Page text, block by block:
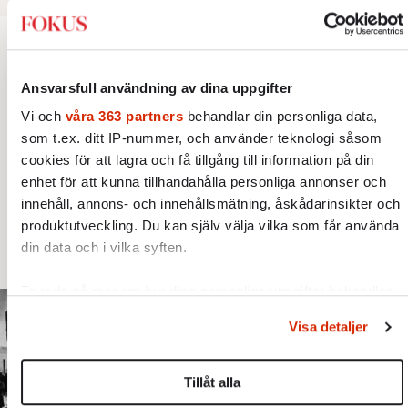
Ansvarsfull användning av dina uppgifter
Vi och våra 363 partners behandlar din personliga data,
som t.ex. ditt IP-nummer, och använder teknologi såsom
cookies för att lagra och få tillgång till information på din
enhet för att kunna tillhandahålla personliga annonser och
innehåll, annons- och innehållsmätning, åskådarinsikter och
produktutveckling. Du kan själv välja vilka som får använda
din data och i vilka syften.
ändra eller dra tillbaka ditt samtycke när som helst från
cookie-förklaringen.
Vi använder enhetsidentifierare för att anpassa innehållet
Visa detaljer
Tillåt alla
Den röda tråden som brast
Ukrainarnas delaktighet i folkmord på
polacker och judar är ingen "detalj". Fredrik
Segerfeldts iver att skildra den ryska
imperialismen leder till en förenklad bild av
historien.